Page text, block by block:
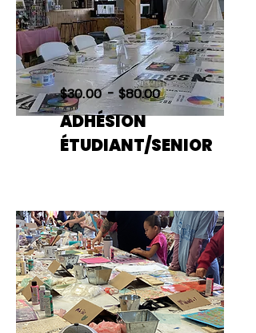
$30.00 - $80.00
ADHÉSION
ÉTUDIANT/SENIOR